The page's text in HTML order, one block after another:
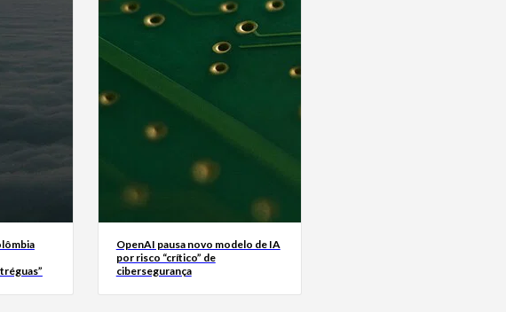
OpenAI pausa novo modelo de IA
por risco “crítico” de
cibersegurança